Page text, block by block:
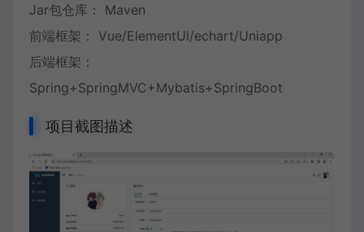
Jar包仓库： Maven
前端框架： Vue/ElementUI/echart/Uniapp
后端框架：
Spring+SpringMVC+Mybatis+SpringBoot
项目截图描述